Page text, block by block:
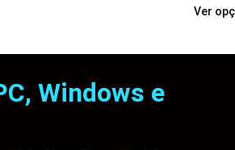
Ver
Windows e